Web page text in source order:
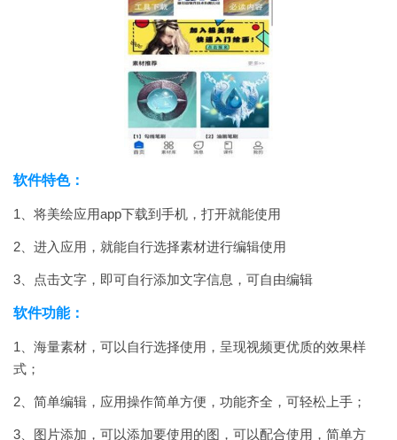
软件特色：
1、将美绘应用app下载到手机，打开就能使用
2、进入应用，就能自行选择素材进行编辑使用
3、点击文字，即可自行添加文字信息，可自由编辑
软件功能：
1、海量素材，可以自行选择使用，呈现视频更优质的效果样
式；
2、简单编辑，应用操作简单方便，功能齐全，可轻松上手；
3、图片添加，可以添加要使用的图，可以配合使用，简单方